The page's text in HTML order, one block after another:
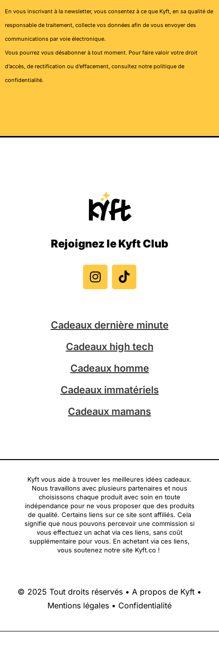
En vous inscrivant à la newsletter, vous consentez à ce que Kyft, en sa qualité de
responsable de traitement, collecte vos données afin de vous envoyer des
communications par voie électronique.
Vous pourrez vous désabonner à tout moment. Pour faire valoir votre droit
d’accès, de rectification ou d’effacement, consultez notre politique de
confidentialité.
Rejoignez le Kyft Club
n
s
t
r
a
m
i
k
t
Cadeaux dernière minute
Cadeaux high tech
Cadeaux homme
Cadeaux immatériels
Cadeaux mamans
Kyft vous aide à trouver les meilleures idées cadeaux.
Nous travaillons avec plusieurs partenaires et nous
choisissons chaque produit avec soin en toute
indépendance pour ne vous proposer que des produits
de qualité. Certains liens sur ce site sont affiliés. Cela
signifie que nous pouvons percevoir une commission si
vous effectuez un achat via ces liens, sans coût
supplémentaire pour vous. En achetant via ces liens,
vous soutenez notre site Kyft.co !
© 2025 Tout droits réservés • A propos de Kyft •
Mentions légales • Confidentialité